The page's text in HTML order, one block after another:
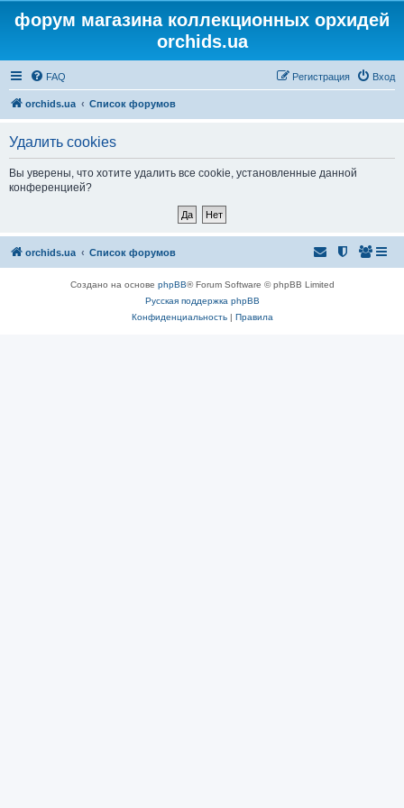
форум магазина коллекционных орхидей
orchids.ua
FAQ Вход
Регистрация
orchids.ua Список форумов
Удалить cookies
Вы уверены, что хотите удалить все cookie, установленные данной
конференцией?
orchids.ua Список форумов
Создано на основе phpBB® Forum Software © phpBB Limited
Русская поддержка phpBB
Конфиденциальность| Правила